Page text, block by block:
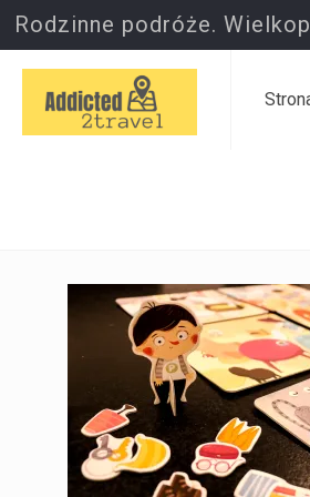
Rodzinne podróże.